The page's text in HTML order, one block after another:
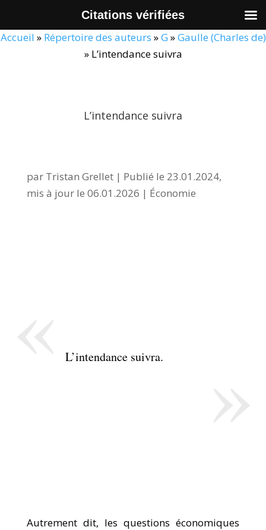
Accueil » Répertoire des auteurs »G »Gaulle (Charles de)
» L’intendance suivra
L’intendance suivra
par Tristan Grellet| Publié le 23.01.2024,
mis à jour le 06.01.2026 | Économie
L’intendance suivra.
Autrement dit, les questions économiques
Citations vérifiées